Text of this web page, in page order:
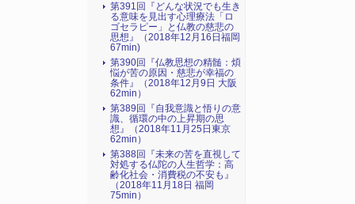
第391回『どんな状況でも生き
る意味を見出す心理療法「ロ
ゴセラピー」と仏教の慈悲の
思想』（2018年12月16日福岡
67min)
第390回『仏教思想の精髄：煩
悩が苦の原因・慈悲が幸福の
条件』（2018年12月9日 大阪
62min）
第389回『自我意識と悟りの意
識、循環の中の上昇期の思
想』（2018年11月25日東京
62min）
第388回『未来の苦を直視して
対処する仏陀の人生哲学：高
齢化社会・消費税の不安も』
（2018年11月18日 福岡
75min）